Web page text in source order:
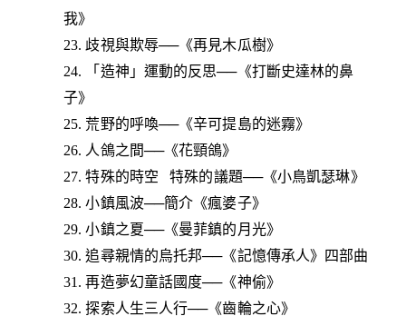
我》
23. 歧視與欺辱──《再見木瓜樹》
24. 「造神」運動的反思──《打斷史達林的鼻
子》
25. 荒野的呼喚──《辛可提島的迷霧》
26. 人鴿之間──《花頸鴿》
27. 特殊的時空 特殊的議題──《小鳥凱瑟琳》
28. 小鎮風波──簡介《瘋婆子》
29. 小鎮之夏──《曼菲鎮的月光》
30. 追尋親情的烏托邦──《記憶傳承人》四部曲
31. 再造夢幻童話國度──《神偷》
32. 探索人生三人行──《齒輪之心》